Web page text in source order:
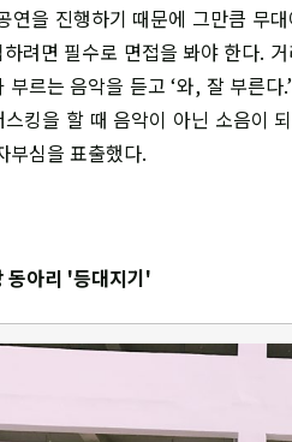
연을 진행하기 때문에 그만큼 무
려면 필수로 면접을 봐야 한다.
르는 음악을 듣고 ‘와, 잘 부른다
킹을 할 때 음악이 아닌 소음이
부심을 표출했다.
동아리 '등대지기'